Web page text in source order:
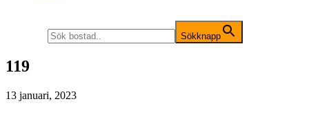
Sökknapp
119
13 januari, 2023